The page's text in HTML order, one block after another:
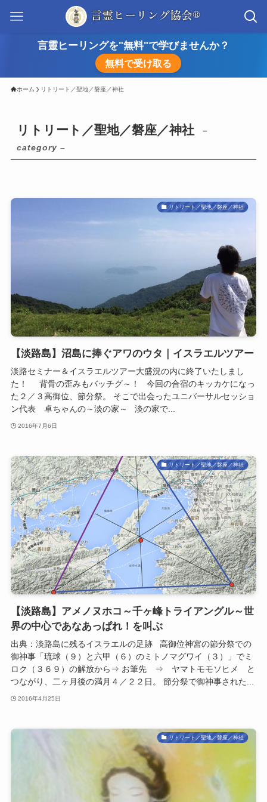
言靈ヒーリングを"無料"で学びませんか？
無料で受け取る
ホーム リトリート／聖地／磐座／神社
リトリート／聖地／磐座／神社
–
category –
リトリート／聖地／磐座／神社
【淡路島】沼島に捧ぐアワのウタ｜イスラエルツアー
淡路セミナー＆イスラエルツアー大盛況の内に終了いたしまし
た！ 背骨の歪みもバッチグ～！ 今回の合宿のキッカケになっ
た２／３高御位、節分祭。 そこで出会ったユニバーサルセッショ
ン代表 卓ちゃんの～淡の家～ 淡の家で...
2016年7月6日
リトリート／聖地／磐座／神社
【淡路島】アメノヌホコ～千ヶ峰トライアングル～世
界の中心であなあっぱれ！を叫ぶ
出典：淡路島に残るイスラエルの足跡 高御位神宮の節分祭での
御神事「琉球（９）と六甲（６）のミトノマグワイ（３）」でミ
ロク（３６９）の解放から⇒ お筆先 ⇒ ヤマトモモソヒメ と
つながり、二ヶ月後の満月４／２２日。 節分祭で御神事された...
2016年4月25日
リトリート／聖地／磐座／神社